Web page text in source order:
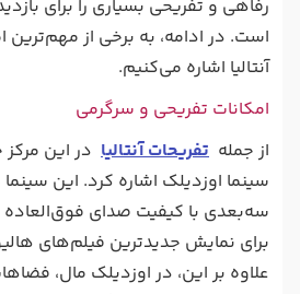
رفاهی و تفریحی بسیاری را برای
است. در ادامه، به برخی از مهم‌ترین
آنتالیا اشاره می‌کنیم.
امکانات تفریحی و سرگرمی
از جمله تفریحات آنتالیا در این
سینما اوزدیلک اشاره کرد. این
سه‌بعدی با کیفیت صدای فوق‌العاده
برای نمایش جدیدترین فیلم‌های
علاوه بر این، در اوزدیلک مال،